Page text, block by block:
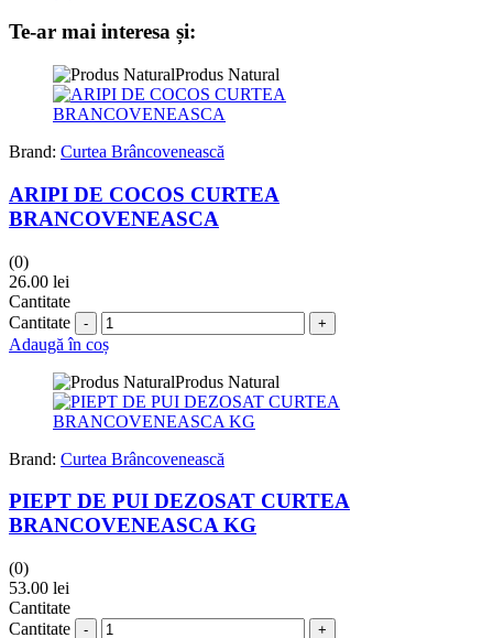
Te-ar mai interesa și:
Produs Natural
Brand: Curtea Brâncovenească
ARIPI DE COCOS CURTEA
BRANCOVENEASCA
(0)
26.00 lei
Cantitate
Cantitate
Adaugă în coș
Produs Natural
Brand: Curtea Brâncovenească
PIEPT DE PUI DEZOSAT CURTEA
BRANCOVENEASCA KG
(0)
53.00 lei
Cantitate
Cantitate